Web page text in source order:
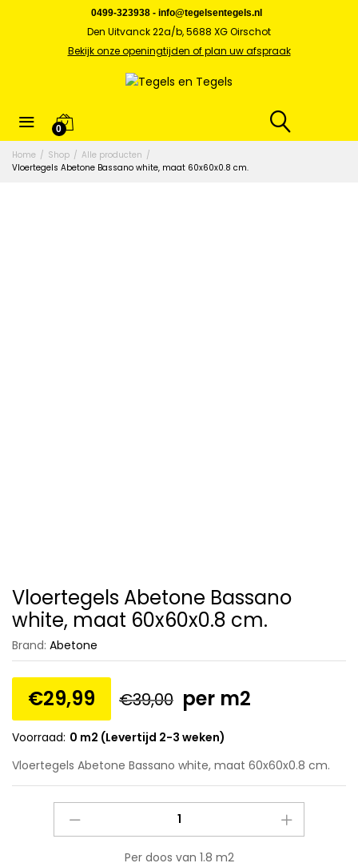
0499-323938 - info@tegelsentegels.nl
Den Uitvanck 22a/b, 5688 XG Oirschot
Bekijk onze openingtijden of plan uw afspraak
0
Home / Shop / Alle producten /
Vloertegels Abetone Bassano white, maat 60x60x0.8 cm.
Vloertegels Abetone Bassano
white, maat 60x60x0.8 cm.
Brand: Abetone
€29,99 €39,00 per m2
Voorraad: 0 m2 (Levertijd 2-3 weken)
Vloertegels Abetone Bassano white, maat 60x60x0.8 cm.
Per doos van 1.8 m2